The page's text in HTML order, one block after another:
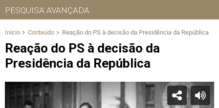
PESQUISA AVANÇADA
Início Conteúdo Reação do PS à decisão da Presidência da República
Reação do PS à decisão da
Presidência da República